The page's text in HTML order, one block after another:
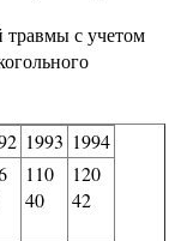
травмы с учетом
1993 1994
110
40
120
42